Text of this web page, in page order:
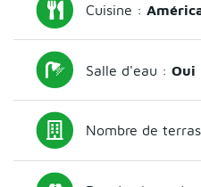
Cuisine :
Salle d'eau :Oui
Nombre de